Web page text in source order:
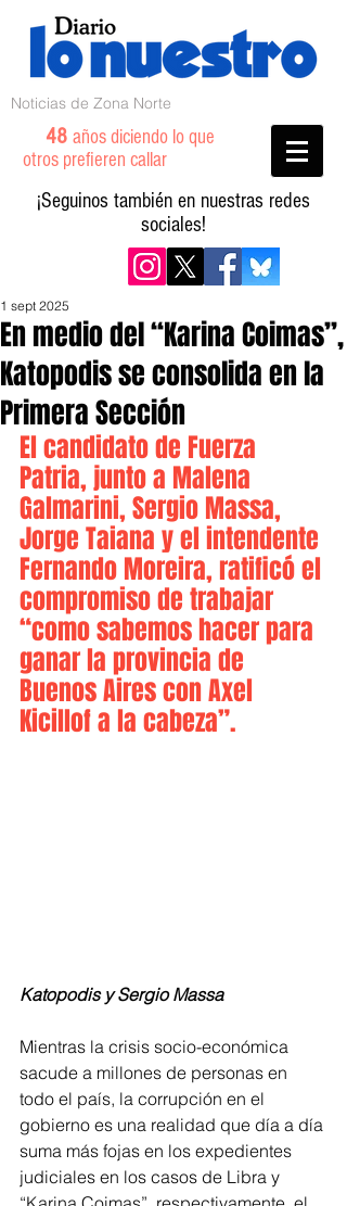
Noticias de Zona Norte
48 años diciendo lo que
otros prefieren callar
¡Seguinos también en nuestras redes
sociales!
En medio del “Karina Coimas”,
Katopodis se consolida en la
Primera Sección
1 sept 2025
El candidato de Fuerza
Patria, junto a Malena
Galmarini, Sergio Massa,
Jorge Taiana y el intendente
Fernando Moreira, ratificó el
compromiso de trabajar
“como sabemos hacer para
ganar la provincia de
Buenos Aires con Axel
Kicillof a la cabeza”.
Katopodis y Sergio Massa
Mientras la crisis socio-económica
sacude a millones de personas en
todo el país, la corrupción en el
gobierno es una realidad que día a día
suma más fojas en los expedientes
judiciales en los casos de Libra y